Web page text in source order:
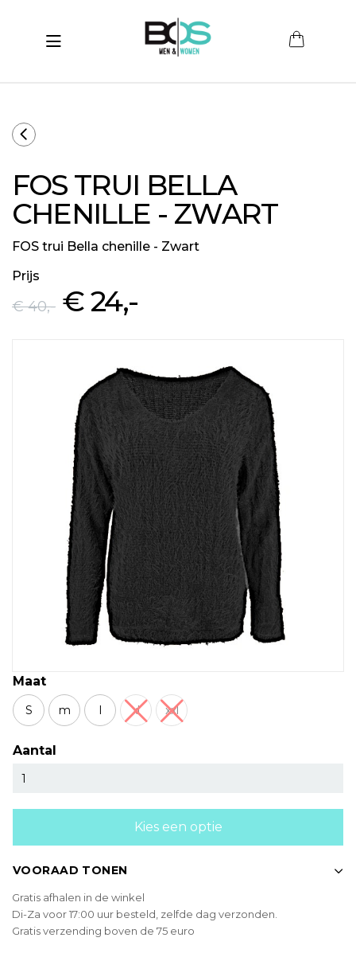
(Men)
(Sale)
Toggle navigation
FOS TRUI BELLA
CHENILLE - ZWART
FOS trui Bella chenille - Zwart
Prijs
€ 40,- € 24,-
Maat
S m l xl xxl
Aantal
Kies een optie
VOORAAD TONEN
Gratis afhalen in de winkel
Di-Za voor 17:00 uur besteld, zelfde dag verzonden.
Gratis verzending boven de 75 euro